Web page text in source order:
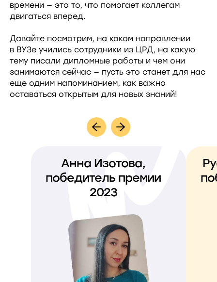
времени — это то, что помогает коллегам
двигаться вперед.
Давайте посмотрим, на каком направлении
в ВУЗе учились сотрудники из ЦРД, на какую
тему писали дипломные работы и чем они
занимаются сейчас — пусть это станет для нас
еще одним напоминанием, как важно
оставаться открытым для новых знаний!
Анна Изотова,
победитель премии
2023